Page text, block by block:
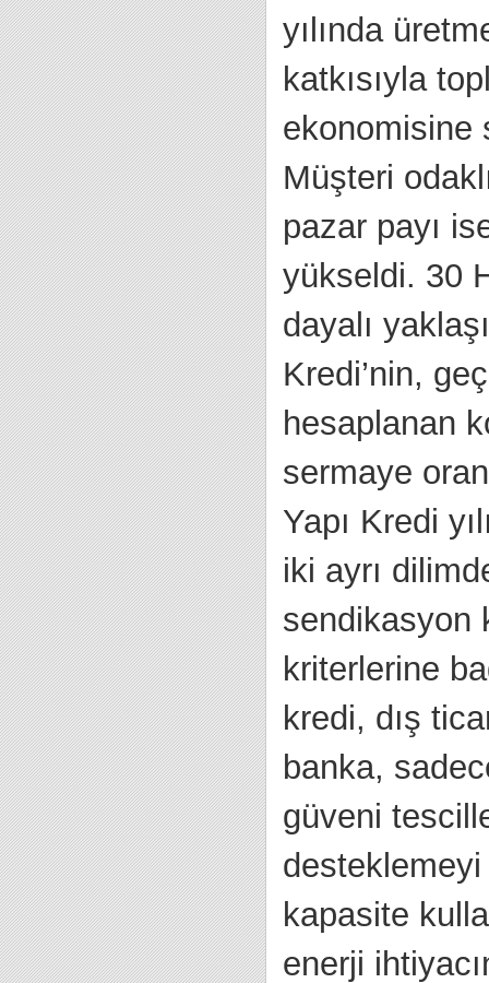
yılında
katkısıyla
ekonomisine
Müşteri
pazar payı
yükseldi. 30
dayalı
Kredi’nin,
hesaplanan
sermaye
Yapı Kredi
iki ayrı
sendikasyon
kriterlerine
kredi, dış
banka,
güveni
desteklemeyi
kapasite
enerji